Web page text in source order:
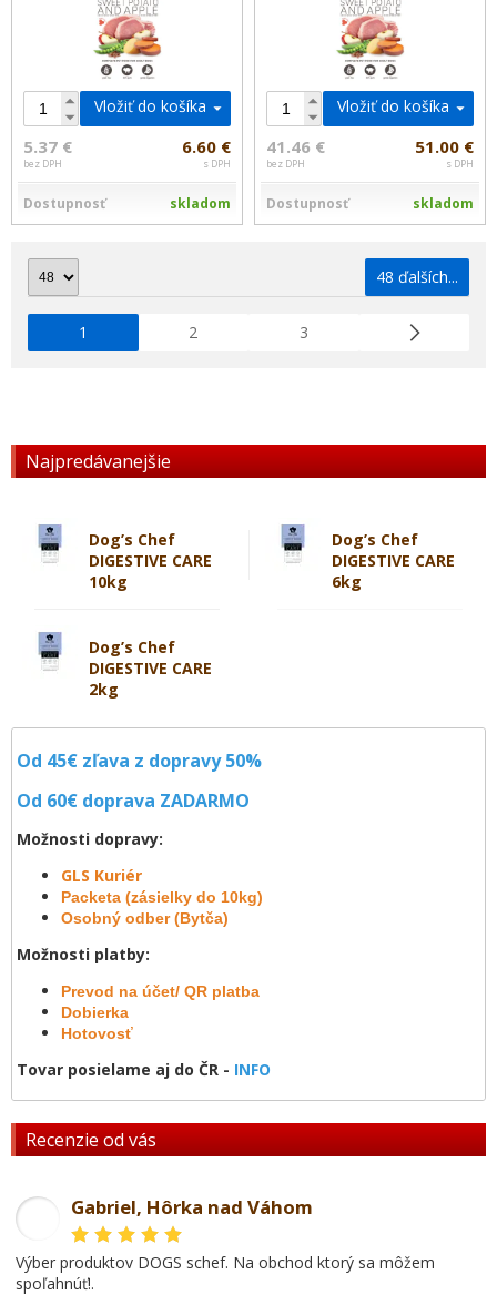
Od 45€ zľava z dopravy 50%
Od 60€ doprava ZADARMO
Možnosti dopravy:
GLS Kuriér
Packeta (zásielky do 10kg)
Osobný odber (Bytča)
Možnosti platby:
Prevod na účet/ QR platba
Dobierka
Hotovosť
Tovar posielame aj do ČR - INFO
Recenzie od vás
Gabriel, Hôrka nad Váhom
Výber produktov DOGS schef. Na obchod ktorý sa môžem
spoľahnúť!.
Najpredávanejšie
Dog’s Chef
DIGESTIVE CARE
10kg
Dog’s Chef
DIGESTIVE CARE
6kg
Dog’s Chef
DIGESTIVE CARE
2kg
Vložiť do košíka
5.37 €
bez DPH
6.60 €
s DPH
Dostupnosť skladom
Vložiť do košíka
41.46 €
bez DPH
51.00 €
s DPH
Dostupnosť skladom
48 ďalších...
1 2 3